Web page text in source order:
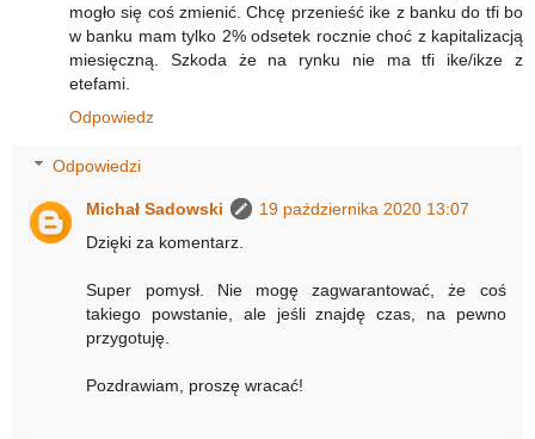
mogło się coś zmienić. Chcę przenieść ike z banku do tfi bo
w banku mam tylko 2% odsetek rocznie choć z kapitalizacją
miesięczną. Szkoda że na rynku nie ma tfi ike/ikze z
etefami.
Odpowiedz
Odpowiedzi
Michał Sadowski
19 października 2020 13:07
Dzięki za komentarz.
Super pomysł. Nie mogę zagwarantować, że coś
takiego powstanie, ale jeśli znajdę czas, na pewno
przygotuję.
Pozdrawiam, proszę wracać!